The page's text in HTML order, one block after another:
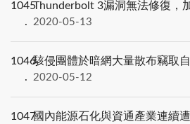
1045Thunderbolt 3漏洞無法修復，
2020-05-13
1046駭侵團體於暗網大量散布竊取
2020-05-12
1047國內能源石化與資通產業連續